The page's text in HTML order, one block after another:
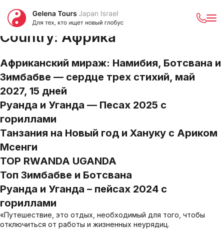
Country: Африка
Африканский мираж: Намибия, Ботсвана и
Зимбабве — сердце трех стихий, май
2027, 15 дней
Руанда и Уганда — Песах 2025 с
гориллами
Танзания на Новый год и Хануку с Ариком
Мсенги
TOP RWANDA UGANDA
Топ Зимбабве и Ботсвана
Руанда и Уганда – пейсах 2024 с
гориллами
«Путешествие, это отдых, необходимый для того, чтобы
отключиться от работы и жизненных неурядиц.